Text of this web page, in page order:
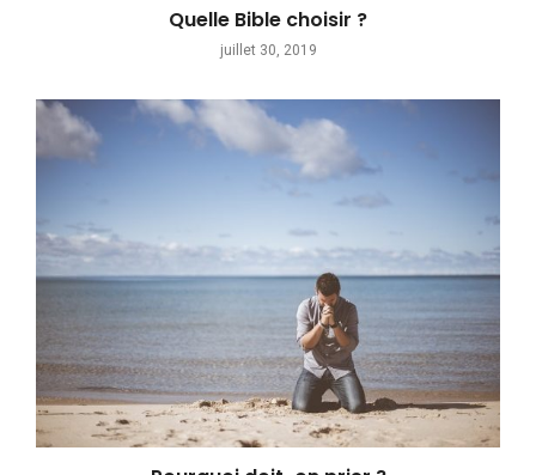
Quelle Bible choisir ?
juillet 30, 2019